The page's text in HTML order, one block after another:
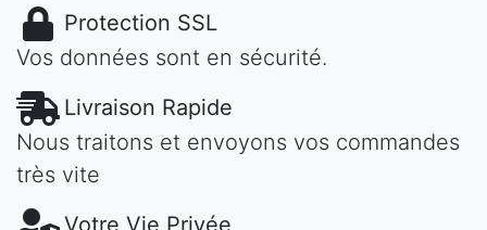
Protection SSL
Vos données sont en sécurité.
Livraison Rapide
Nous traitons et envoyons vos commandes
très vite